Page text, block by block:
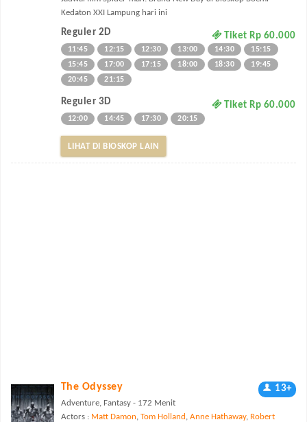
Kedaton XXI Lampung hari ini
Reguler 2D Tiket Rp 60.000
11:45 12:15 12:30 13:00 14:30
15:15
15:45
17:00 17:15 18:00 18:30
19:45
20:45
21:15
Reguler 3D Tiket Rp 60.000
12:00 14:45 17:30 20:15
LIHAT DI BIOSKOP LAIN
The Odyssey 13+
Adventure, Fantasy - 172 Menit
Actors : Matt Damon, Tom Holland , Anne Hathaway, Robert